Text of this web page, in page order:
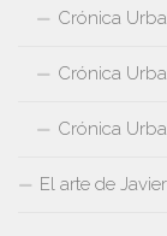
Crónica
Crónica
Crónica
El arte de